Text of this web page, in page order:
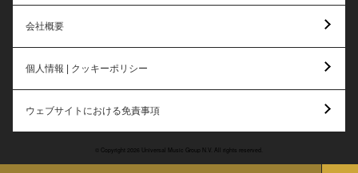
会社概要
個人情報 | クッキーポリシー
ウェブサイトにおける免責事項
© Copyright 2026 Universal Music Group N.V. All rights reserved.